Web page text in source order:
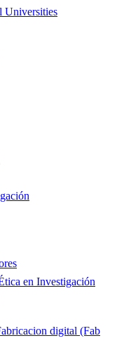
Universities
en Investigación
digital (Fab